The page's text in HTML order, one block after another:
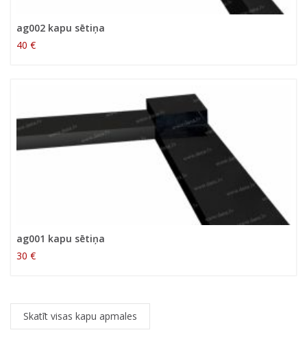
ag002 kapu sētiņa
40 €
ag001 kapu sētiņa
30 €
Skatīt visas kapu apmales